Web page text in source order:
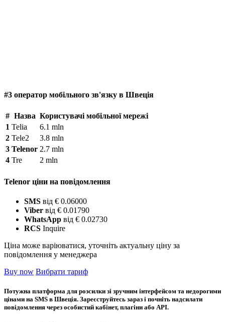
#3 оператор мобільного зв'язку в Швеція
# Назва Користувачі мобільної мережі
1 Telia
6.1 mln
2 Tele2
3.8 mln
3 Telenor 2.7 mln
4 Tre 2 mln
Telenor ціни на повідомлення
SMS від € 0.06000
Viber від € 0.01790
WhatsApp від € 0.02730
RCS Inquire
Ціна може варіюватися, уточніть актуальну ціну за
повідомлення у менеджера
Buy now Вибрати тариф
Потужна платформа для розсилки зі зручним інтерфейсом та недорогими
цінами на SMS в Швеція. Зареєструйтесь зараз і почніть надсилати
повідомлення через особистий кабінет, плагіни або API.